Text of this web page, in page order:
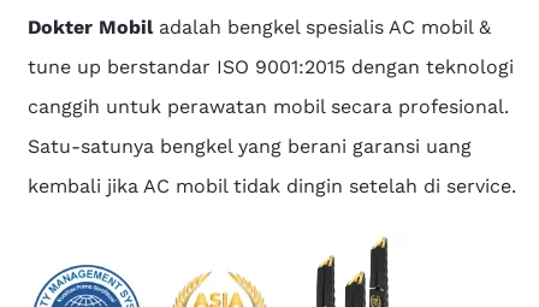
Dokter Mobiladalah bengkel spesialis AC mobil &
tune up berstandar ISO 9001:2015 dengan teknologi
canggih untuk perawatan mobil secara profesional.
Satu-satunya bengkel yang berani garansi uang
kembali jika AC mobil tidak dingin setelah di service.